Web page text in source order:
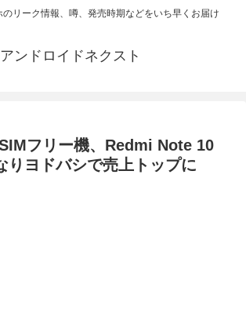
リーク情報、噂、発売時期などをいち早くお届け
アンドロイドネクスト
フリー機、Redmi Note 10
りヨドバシで売上トップに